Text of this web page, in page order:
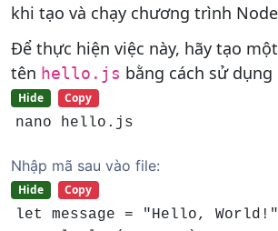
khi tạo và chạy chương trình
Để thực hiện việc này, hãy tạo
tên hello.js bằng cách sử dụng
Hide Copy
nano hello.js
Nhập mã sau vào file:
Hide Copy
let message = "Hello,